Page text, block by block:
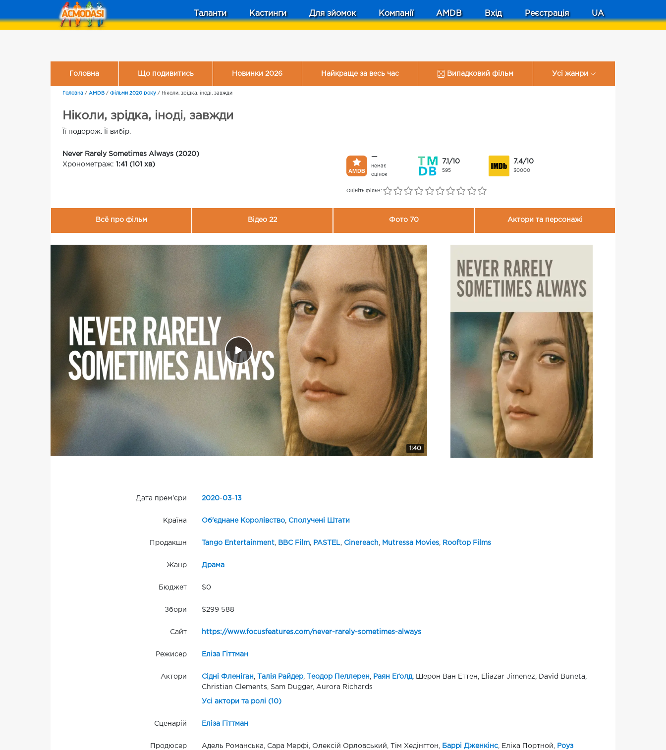
Таланти Кастинги Для зйомок Компанії AMDB Вхід Реєстрація UA
Головна Що подивитись Новинки 2026 Найкраще за весь час Випадковий фільм Усі жанри
Головна / AMDB / Фільми 2020 року / Ніколи, зрідка, іноді, завжди
Ніколи, зрідка, іноді, завжди
Її подорож. Її вибір.
Never Rarely Sometimes Always (2020)
Хронометраж: 1:41 (101 хв)
—
немає
оцінок
7.1/10
595
7.4/10
30000
Оцініть фільм:
Всё про фільм Відео 22 Фото 70 Актори та персонажі
1:40
Дата прем'єри 2020-03- 13
Країна Об'єднане Королівство, Сполучені Штати
Продакшн Tango Entertainment, BBC Film, PASTEL, Cinereach Mutressa Movies, Rooftop Films
Жанр Драма
Бюджет $0
Збори $299 588
Сайт https://www.focusfeatures.com/never-rarely-sometimes-always
Режисер Еліза Гіттман
Актори Сідні Фленіган Талія Райдер, Теодор Пеллерен Раян Еґолд, Шерон Ван Еттен, Eliazar Jimenez, David Buneta,
Christian Clements, Sam Dugger, Aurora Richards
Усі актори та ролі (10)
Сценарій Еліза Гіттман
Продюсер Адель Романська, Сара Мерфі, Олексій Орловський, Тім Хедінгтон, Баррі Дженкінс, Еліка Портной,
Роуз